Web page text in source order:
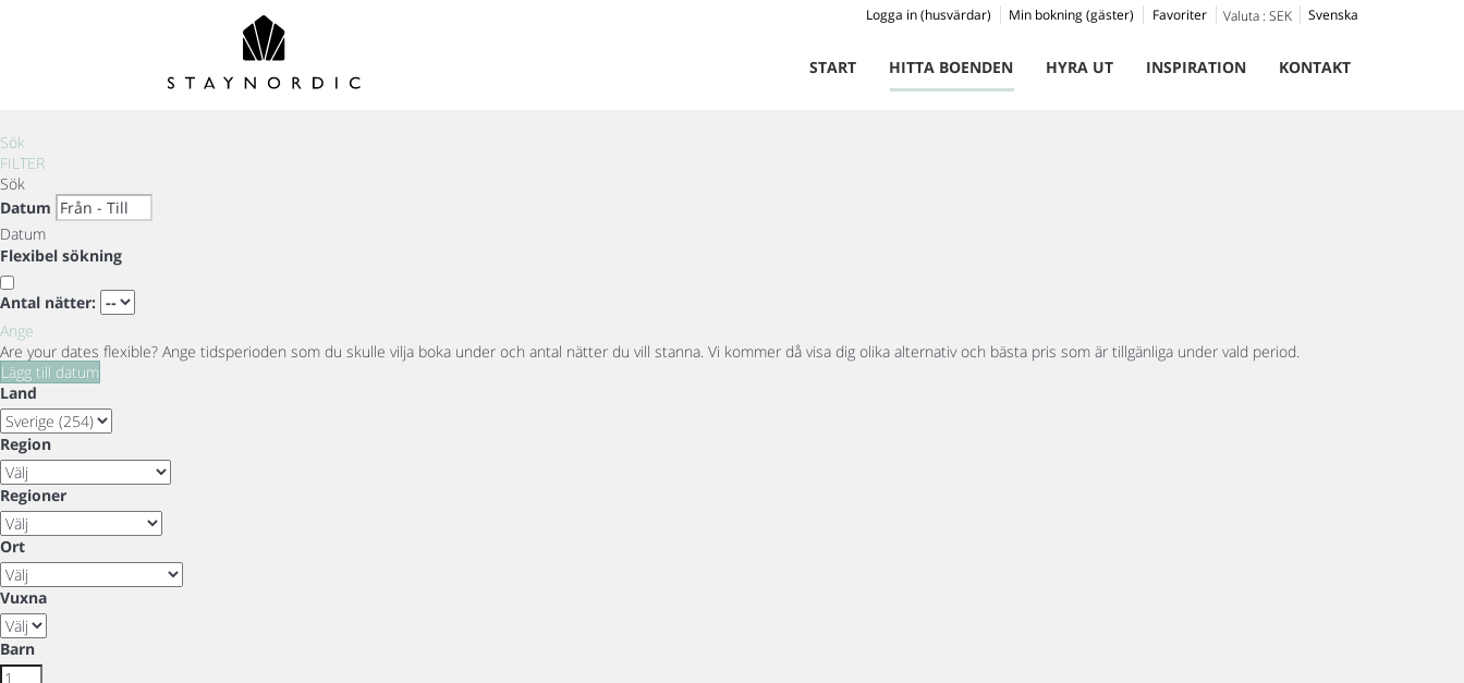
Svenska
Valuta : SEK
Favoriter
Min bokning (gäster)
Logga in (husvärdar)
START HITTA BOENDEN HYRA UT INSPIRATION KONTAKT
Sök
FILTER
Sök
Datum
Datum
Flexibel sökning
Antal nätter:
Ange
Are your dates flexible? Ange tidsperioden som du skulle vilja boka under och antal nätter du vill stanna. Vi kommer då visa dig olika alternativ och bästa pris som är tillgänliga under vald period.
Lägg till datum
Land
Region
Regioner
Ort
Vuxna
Barn